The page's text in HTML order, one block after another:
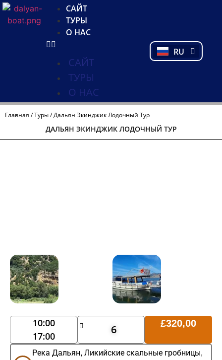
САЙТ
ТУРЫ
О НАС
САЙТ
ТУРЫ
О НАС
RU
PT
TR
Главная /Туры/ Дальян Экинджик Лодочный Тур
ДАЛЬЯН ЭКИНДЖИК ЛОДОЧНЫЙ ТУР
10:00
17:00
6 £320,00
Река Дальян, Ликийские скальные гробницы,